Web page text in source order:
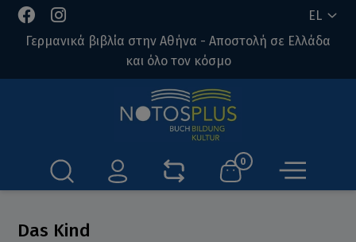
EL
Γερμανικά βιβλία στην Αθήνα - Αποστολή σε Ελλάδα
και όλο τον κόσμο
0
Das Kind